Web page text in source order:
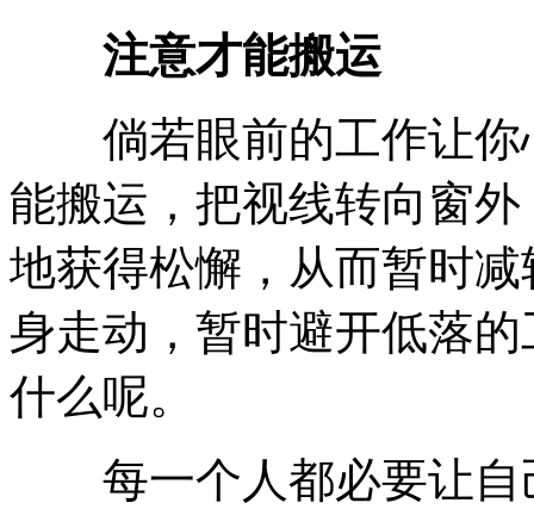
注意才能搬运
倘若眼前的工作让你
能搬运，把视线转向窗
地获得松懈，从而暂时
身走动，暂时避开低落
什么呢。
每一个人都必要让自